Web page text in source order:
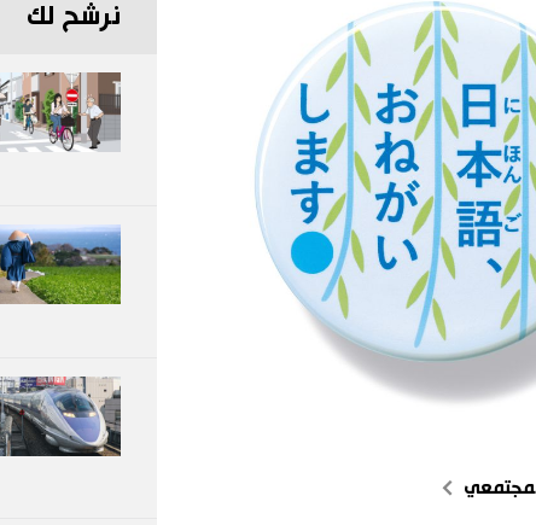
اقتصاد
ثقافة
لايف ستايل
إعلان
نرشح لك